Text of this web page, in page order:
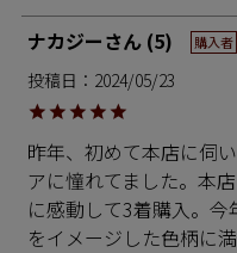
ナカジー 5 購入者
投稿日 2024/05/23
昨年、初めて本店に伺
アに憧れてました。本
に感動して3着購入。
をイメージした色柄に